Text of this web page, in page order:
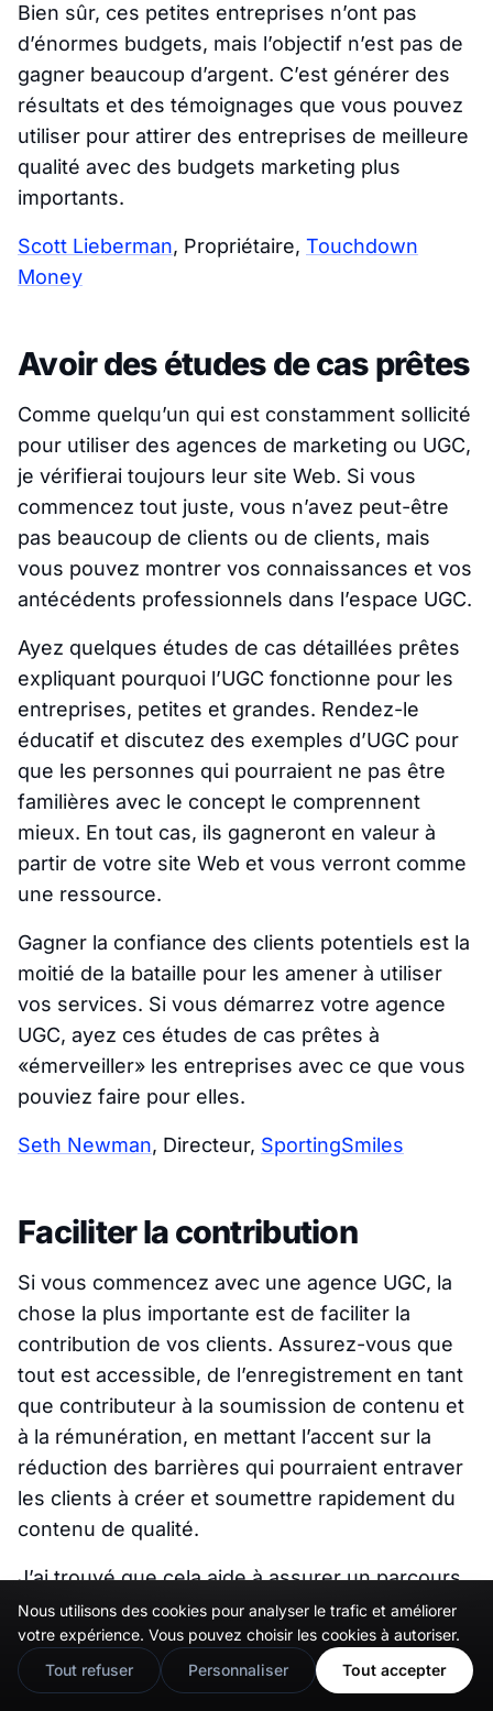
Bien sûr, ces petites entreprises n’ont pas
d’énormes budgets, mais l’objectif n’est pas de
gagner beaucoup d’argent. C’est générer des
résultats et des témoignages que vous pouvez
utiliser pour attirer des entreprises de meilleure
qualité avec des budgets marketing plus
importants.
Scott Lieberman, Propriétaire, Touchdown
Money
Avoir des études de cas prêtes
Comme quelqu’un qui est constamment sollicité
pour utiliser des agences de marketing ou UGC,
je vérifierai toujours leur site Web. Si vous
commencez tout juste, vous n’avez peut-être
pas beaucoup de clients ou de clients, mais
vous pouvez montrer vos connaissances et vos
antécédents professionnels dans l’espace UGC.
Ayez quelques études de cas détaillées prêtes
expliquant pourquoi l’UGC fonctionne pour les
entreprises, petites et grandes. Rendez-le
éducatif et discutez des exemples d’UGC pour
que les personnes qui pourraient ne pas être
familières avec le concept le comprennent
mieux. En tout cas, ils gagneront en valeur à
partir de votre site Web et vous verront comme
une ressource.
Gagner la confiance des clients potentiels est la
moitié de la bataille pour les amener à utiliser
vos services. Si vous démarrez votre agence
UGC, ayez ces études de cas prêtes à
«émerveiller» les entreprises avec ce que vous
pouviez faire pour elles.
Seth Newman, Directeur, SportingSmiles
Faciliter la contribution
Si vous commencez avec une agence UGC, la
chose la plus importante est de faciliter la
contribution de vos clients. Assurez-vous que
tout est accessible, de l’enregistrement en tant
que contributeur à la soumission de contenu et
à la rémunération, en mettant l’accent sur la
réduction des barrières qui pourraient entraver
les clients à créer et soumettre rapidement du
contenu de qualité.
J’ai trouvé que cela aide à assurer un parcours
lisse et agréable pour tous les impliqués.
Assurez-vous que tout ce que vous faites est
centré sur le client, ou vous risquez d’aliéner les
contributeurs potentiels avant même que le
Nous utilisons des cookies pour analyser le trafic et améliorer
votre expérience. Vous pouvez choisir les cookies à autoriser.
Tout refuser
Personnaliser Tout accepter
🇬🇧Would you prefer this site in English?
View in English